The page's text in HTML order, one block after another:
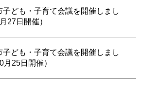
ども・子育て会議を開催しまし
27日開催）
ども・子育て会議を開催しまし
25日開催）